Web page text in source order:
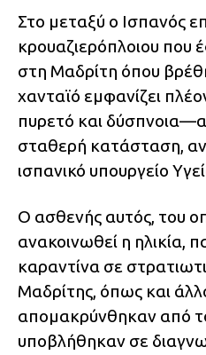
Στο μεταξύ ο Ισπανός
κρουαζιερόπλοιου που
στη Μαδρίτη όπου
χανταϊό εμφανίζει
πυρετό και
σταθερή κατάσταση,
ισπανικό υπουργείο
Ο ασθενής αυτός, του
ανακοινωθεί η ηλικία,
καραντίνα σε
Μαδρίτης, όπως και
απομακρύνθηκαν από
υποβλήθηκαν σε